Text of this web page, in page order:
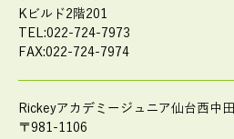
Kビルド2階201
TEL:022-724-7973
FAX:022-724-7974
Rickeyアカデミージュニア仙台西中田
〒981-1106